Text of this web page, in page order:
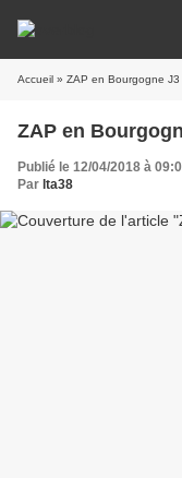
Accueil » ZAP en Bourgogne J3
ZAP en
Publié le 12/04/2018 à
Par lta38